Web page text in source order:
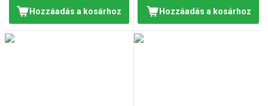
Hozzáadás a kosárhoz Hozzáadás a kosárhoz